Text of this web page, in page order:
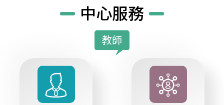
中心服務
教師